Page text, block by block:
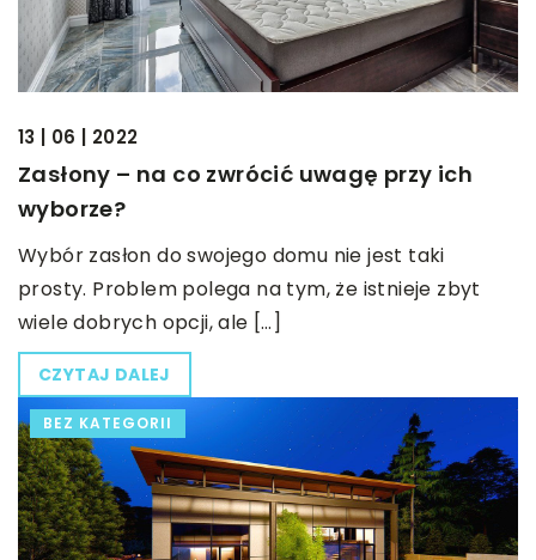
13 | 06 | 2022
Zasłony – na co zwrócić uwagę przy ich
wyborze?
Wybór zasłon do swojego domu nie jest taki
prosty. Problem polega na tym, że istnieje zbyt
wiele dobrych opcji, ale […]
CZYTAJ DALEJ
BEZ KATEGORII